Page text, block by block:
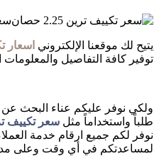
يتيح لك موقعنا الإلكتروني اسعار
توفير كافة التفاصيل
ولكي نوفر عليكم عناء البحث عن
طلباً واستخداماً مثل سعر تكييف ترين
نوفر لكم جميع ارقام خدمة
لمساعدتكم في أي وقت وعلى مدار 24